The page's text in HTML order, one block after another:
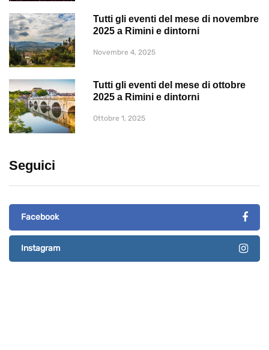
Tutti gli eventi del mese di novembre
2025 a Rimini e dintorni
Novembre 4, 2025
Tutti gli eventi del mese di ottobre
2025 a Rimini e dintorni
Ottobre 1, 2025
Seguici
Facebook
Instagram